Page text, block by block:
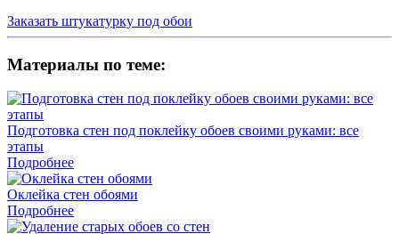
Заказать штукатурку под обои
Материалы по теме:
Подготовка стен под поклейку обоев своими руками: все
этапы
Подробнее
Оклейка стен обоями
Подробнее